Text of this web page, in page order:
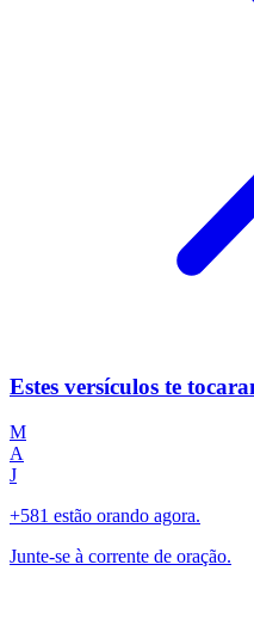
Estes versículos te
M
A
J
+581 estão orando agora.
Junte-se à corrente de oração.